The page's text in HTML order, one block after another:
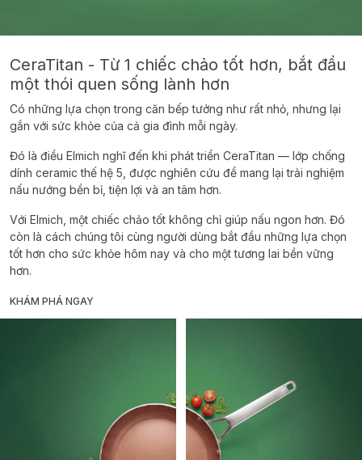
CeraTitan - Từ 1 chiếc chảo tốt hơn, bắt đầu
một thói quen sống lành hơn
Có những lựa chọn trong căn bếp tưởng như rất nhỏ, nhưng lại
gắn với sức khỏe của cả gia đình mỗi ngày.
Đó là điều Elmich nghĩ đến khi phát triển CeraTitan — lớp chống
dính ceramic thế hệ 5, được nghiên cứu để mang lại trải nghiệm
nấu nướng bền bỉ, tiện lợi và an tâm hơn.
Với Elmich, một chiếc chảo tốt không chỉ giúp nấu ngon hơn. Đó
còn là cách chúng tôi cùng người dùng bắt đầu những lựa chọn
tốt hơn cho sức khỏe hôm nay và cho một tương lai bền vững
hơn.
KHÁM PHÁ NGAY